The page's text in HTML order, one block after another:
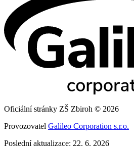
Oficiální stránky ZŠ Zbiroh © 2026
Provozovatel Galileo Corporation s.r.o.
Poslední aktualizace: 22. 6. 2026